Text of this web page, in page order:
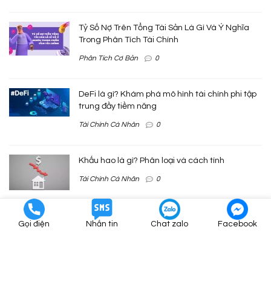
Tỷ Số Nợ Trên Tổng Tài Sản Là Gì Và Ý Nghĩa
Trong Phân Tích Tài Chính
Phân Tích Cơ Bản 0
DeFi là gì? Khám phá mô hình tài chính phi tập
trung đầy tiềm năng
Tài Chính Cá Nhân 0
Khấu hao là gì? Phân loại và cách tính
Tài Chính Cá Nhân 0
Dòng Tiền Từ Hoạt Động Kinh Doanh Là Gì?
Gọi điện Nhắn tin Chat zalo Facebook